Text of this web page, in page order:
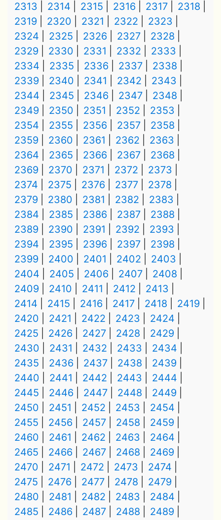
2313
2314 2315 2316 2317
2318
2319
2320 2321 2322
2323
2324
2325 2326 2327
2328
2329
2330 2331 2332
2333
2334
2335 2336 2337
2338
2339
2340 2341 2342
2343
2344
2345 2346 2347
2348
2349
2350 2351 2352
2353
2354
2355 2356 2357
2358
2359
2360 2361 2362
2363
2364
2365 2366 2367
2368
2369
2370 2371 2372
2373
2374
2375 2376 2377
2378
2379
2380 2381 2382
2383
2384
2385 2386 2387
2388
2389
2390 2391 2392
2393
2394
2395 2396 2397
2398
2399
2400 2401 2402
2403
2404
2405 2406 2407
2408
2409
2410 2411 2412
2413
2414
2415 2416 2417 2418
2419
2420
2421 2422 2423
2424
2425
2426 2427 2428
2429
2430
2431 2432 2433
2434
2435
2436 2437 2438
2439
2440
2441 2442 2443
2444
2445
2446 2447 2448
2449
2450
2451 2452 2453
2454
2455
2456 2457 2458
2459
2460
2461 2462 2463
2464
2465
2466 2467 2468
2469
2470
2471 2472 2473
2474
2475
2476 2477 2478
2479
2480
2481 2482 2483
2484
2485
2486 2487 2488
2489